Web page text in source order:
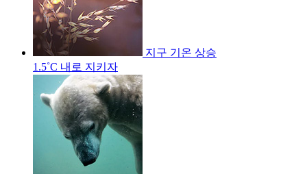
지구 기온 상승
1.5˚C 내로 지키자